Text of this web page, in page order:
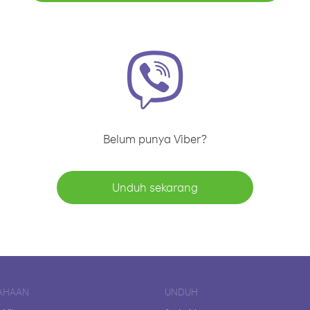
Belum punya Viber?
Unduh sekarang
UNDUH